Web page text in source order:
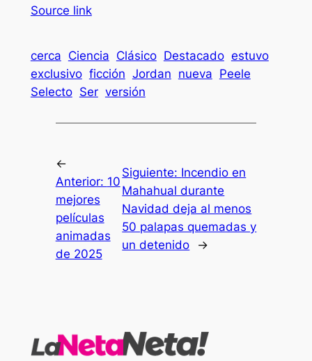
Source link
cerca Ciencia Clásico Destacado estuvo
exclusivo ficción Jordan nueva Peele
Selecto Ser versión
←
Anterior: 10
mejores
películas
animadas
de 2025
Siguiente: Incendio en
Mahahual durante
Navidad deja al menos
50 palapas quemadas y
un detenido
→